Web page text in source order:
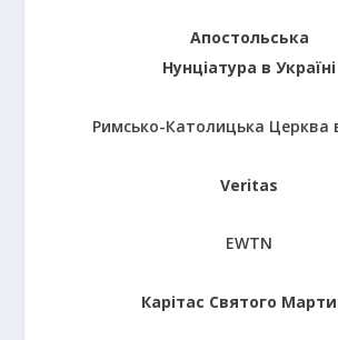
Апостольська
Нунціатура в Україні
Римсько-Католицька Церква
Veritas
EWTN
Карітас Святого